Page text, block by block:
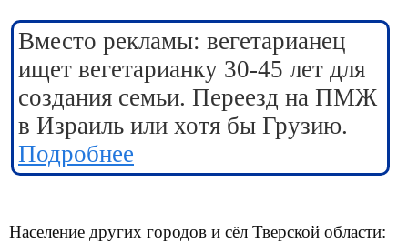
Вместо рекламы: вегетарианец
ищет вегетарианку 30-45 лет для
создания семьи. Переезд на ПМЖ
в Израиль или хотя бы Грузию.
Подробнее
Население других городов и сёл Тверской области: